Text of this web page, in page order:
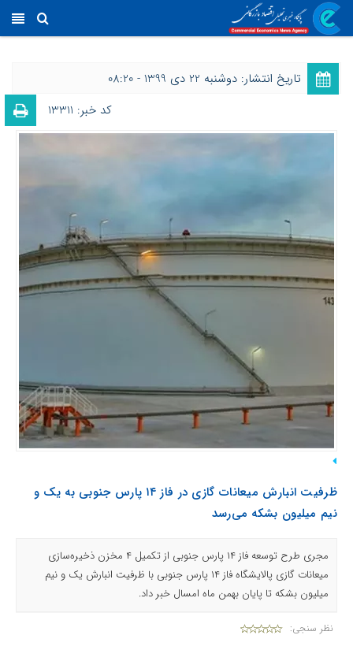
تاریخ انتشار: دوشنبه 22 دی 1399 - 08:20
کد خبر: 13311
ظرفیت انبارش میعانات گازی در فاز ۱۴ پارس جنوبی به یک و
نیم میلیون بشکه می‌رسد
مجری طرح توسعه فاز ۱۴ پارس جنوبی از تکمیل ۴ مخزن ذخیره‌سازی
میعانات گازی پالایشگاه فاز ۱۴ پارس جنوبی با ظرفیت انبارش یک و نیم
میلیون بشکه تا پایان بهمن ماه امسال خبر داد.
نظر سنجی: